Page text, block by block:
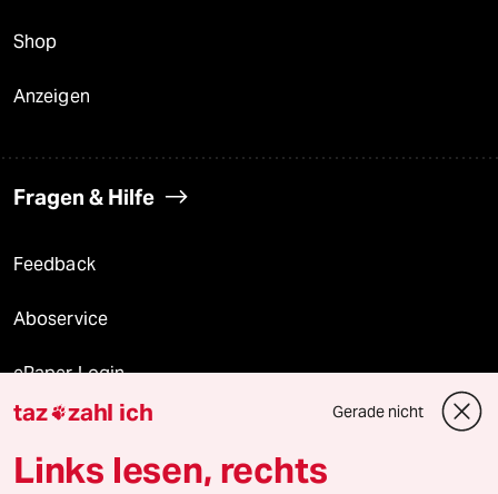
Shop
Anzeigen
Fragen & Hilfe
Feedback
Aboservice
ePaper Login
Downloads für Abonnierende
taz zahl ich Gerade nicht
Links lesen, rechts